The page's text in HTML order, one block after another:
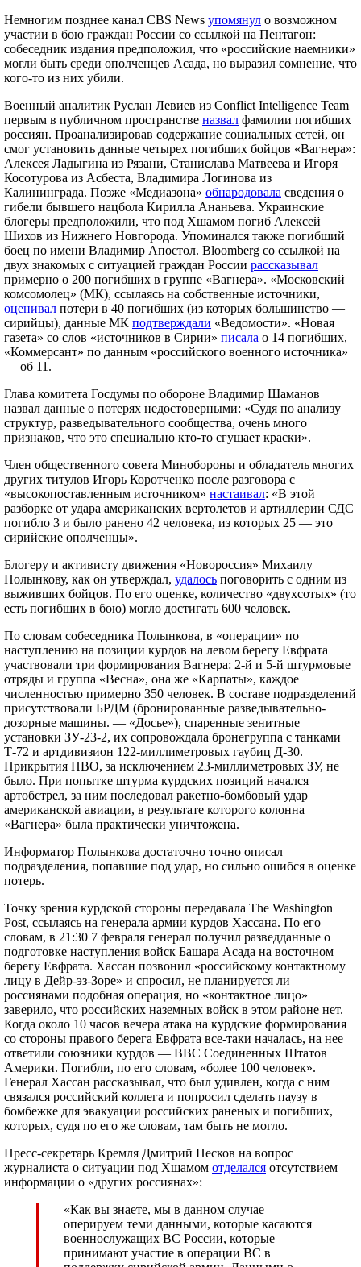
Немногим позднее канал CBS News упомянул о возможном
участии в бою граждан России со ссылкой на Пентагон:
собеседник издания предположил, что «российские наемники»
могли быть среди ополченцев Асада, но выразил сомнение, что
кого-то из них убили.
Военный аналитик Руслан Левиев из Conflict Intelligence Team
первым в публичном пространстве назвал фамилии погибших
россиян. Проанализировав содержание социальных сетей, он
смог установить данные четырех погибших бойцов «Вагнера»:
Алексея Ладыгина из Рязани, Станислава Матвеева и Игоря
Косотурова из Асбеста, Владимира Логинова из
Калининграда. Позже «Медиазона» обнародовала сведения о
гибели бывшего нацбола Кирилла Ананьева. Украинские
блогеры предположили, что под Хшамом погиб Алексей
Шихов из Нижнего Новгорода. Упоминался также погибший
боец по имени Владимир Апостол. Bloomberg со ссылкой на
двух знакомых с ситуацией граждан России рассказывал
примерно о 200 погибших в группе «Вагнера». «Московский
комсомолец» (МК), ссылаясь на собственные источники,
оценивал потери в 40 погибших (из которых большинство —
сирийцы), данные МК подтверждали «Ведомости». «Новая
газета» со слов «источников в Сирии» писала о 14 погибших,
«Коммерсант» по данным «российского военного источника»
— об 11.
Глава комитета Госдумы по обороне Владимир Шаманов
назвал данные о потерях недостоверными: «Судя по анализу
структур, разведывательного сообщества, очень много
признаков, что это специально кто-то сгущает краски».
Член общественного совета Минобороны и обладатель многих
других титулов Игорь Коротченко после разговора с
«высокопоставленным источником» настаивал: «В этой
разборке от удара американских вертолетов и артиллерии СДС
погибло 3 и было ранено 42 человека, из которых 25 — это
сирийские ополченцы».
Блогеру и активисту движения «Новороссия» Михаилу
Полынкову, как он утверждал, удалось поговорить с одним из
выживших бойцов. По его оценке, количество «двухсотых» (то
есть погибших в бою) могло достигать 600 человек.
По словам собеседника Полынкова, в «операции» по
наступлению на позиции курдов на левом берегу Евфрата
участвовали три формирования Вагнера: 2-й и 5-й штурмовые
отряды и группа «Весна», она же «Карпаты», каждое
численностью примерно 350 человек. В составе подразделений
присутствовали БРДМ (бронированные разведывательно-
дозорные машины. — «Досье»), спаренные зенитные
установки ЗУ-23-2, их сопровождала бронегруппа с танками
Т-72 и артдивизион 122-миллиметровых гаубиц Д-30.
Прикрытия ПВО, за исключением 23-миллиметровых ЗУ, не
было. При попытке штурма курдских позиций начался
артобстрел, за ним последовал ракетно-бомбовый удар
американской авиации, в результате которого колонна
«Вагнера» была практически уничтожена.
Информатор Полынкова достаточно точно описал
подразделения, попавшие под удар, но сильно ошибся в оценке
потерь.
Точку зрения курдской стороны передавала The Washington
Post, ссылаясь на генерала армии курдов Хассана. По его
словам, в 21:30 7 февраля генерал получил разведданные о
подготовке наступления войск Башара Асада на восточном
берегу Евфрата. Хассан позвонил «российскому контактному
лицу в Дейр-эз-Зоре» и спросил, не планируется ли
россиянами подобная операция, но «контактное лицо»
заверило, что российских наземных войск в этом районе нет.
Когда около 10 часов вечера атака на курдские формирования
со стороны правого берега Евфрата все-таки началась, на нее
ответили союзники курдов — ВВС Соединенных Штатов
Америки. Погибли, по его словам, «более 100 человек».
Генерал Хассан рассказывал, что был удивлен, когда с ним
связался российский коллега и попросил сделать паузу в
бомбежке для эвакуации российских раненых и погибших,
которых, судя по его же словам, там быть не могло.
Пресс-секретарь Кремля Дмитрий Песков на вопрос
журналиста о ситуации под Хшамом отделался отсутствием
информации о «других россиянах»:
«Как вы знаете, мы в данном случае
оперируем теми данными, которые касаются
военнослужащих ВС России, которые
принимают участие в операции ВС в